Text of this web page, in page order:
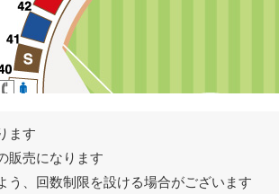
ます
販売になります
う、回数制限を設ける場合がございます